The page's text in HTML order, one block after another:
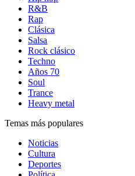
R&B
Rap
Clásica
Salsa
Rock clásico
Techno
Años 70
Soul
Trance
Heavy metal
Temas más populares
Noticias
Cultura
Deportes